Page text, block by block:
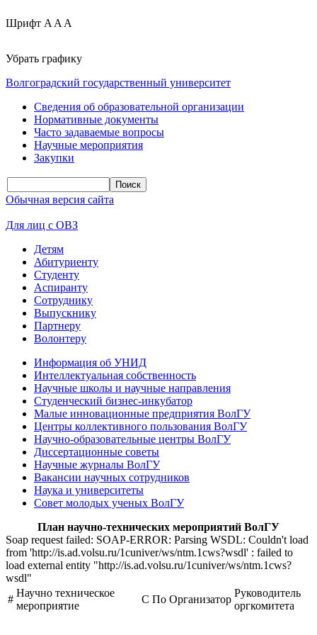
Шрифт A A A
Убрать графику
Волгоградский государственный университет
Сведения об образовательной организации
Нормативные документы
Часто задаваемые вопросы
Научные мероприятия
Закупки
Обычная версия сайта
Для лиц с ОВЗ
Детям
Абитуриенту
Студенту
Аспиранту
Сотруднику
Выпускнику
Партнеру
Волонтеру
Информация об УНИД
Интеллектуальная собственность
Научные школы и научные направления
Студенческий бизнес-инкубатор
Малые инновационные предприятия ВолГУ
Центры коллективного пользования ВолГУ
Научно-образовательные центры ВолГУ
Диссертационные советы
Научные журналы ВолГУ
Вакансии научных сотрудников
Наука и университеты
Совет молодых ученых ВолГУ
План научно-технических мероприятий ВолГУ
Soap request failed: SOAP-ERROR: Parsing WSDL: Couldn't load
from 'http://is.ad.volsu.ru/1cuniver/ws/ntm.1cws?wsdl' : failed to
load external entity "http://is.ad.volsu.ru/1cuniver/ws/ntm.1cws?
wsdl"
#
Научно техническое
мероприятие
С По Организатор
Руководитель
оргкомитета